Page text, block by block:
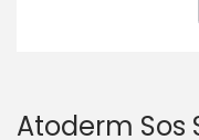
Atoderm Sos